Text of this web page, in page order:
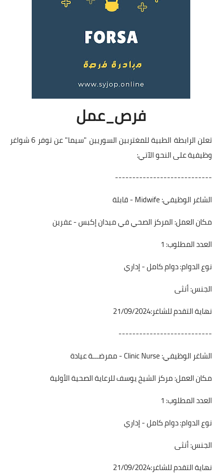
فرص_عمل
تعلن الرابطة الطبية للمغتربين السوريين "سيما" عن توفر 6 شواغر
وظيفية على النحو الآتي:
----------------------------
الشاغر الوظيفي: Midwife - قابلة
مكان العمل: المركز الصحي في ميدان إكبس - عفرين
العدد المطلوب: 1
نوع الدوام: دوام كامل - إداري
الجنس: أنثى
نهاية التقدم للشاغر:21/09/2024
---------------------------
الشاغر الوظيفي: Clinic Nurse - ممرضـــة عيادة
مكان العمل: مركز الشيخ يوسف للرعاية الصحية الأولية
العدد المطلوب: 1
نوع الدوام: دوام كامل - إداري
الجنس: أنثى
نهاية التقدم للشاغر:21/09/2024